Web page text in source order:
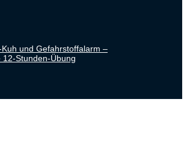
und Gefahrstoffalarm –
Stunden-Übung